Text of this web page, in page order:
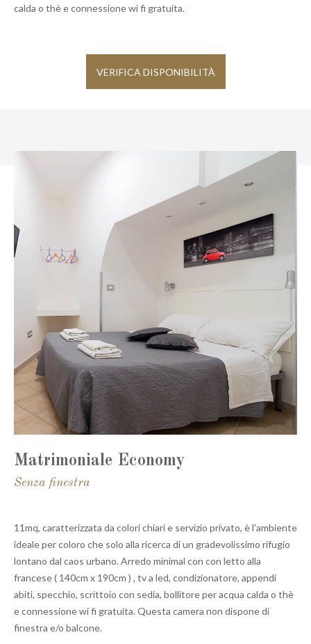
calda o thè e connessione wi fi gratuita.
VERIFICA DISPONIBILITÀ
Matrimoniale Economy
Senza finestra
11mq, caratterizzata da colori chiari e servizio privato, è l'ambiente
ideale per coloro che solo alla ricerca di un gradevolissimo rifugio
lontano dal caos urbano. Arredo minimal con con letto alla
francese ( 140cm x 190cm ) , tv a led, condizionatore, appendi
abiti, specchio, scrittoio con sedia, bollitore per acqua calda o thè
e connessione wi fi gratuita. Questa camera non dispone di
finestra e/o balcone.